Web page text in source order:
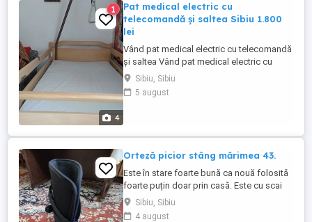
4
1
Pat medical electric cu
telecomandă și saltea Sibiu 1.800
lei
Vând pat medical electric cu telecomandă
și saltea Vând pat medical electric cu
telecomandă, împreună cu saltea, în stare
foarte bună de funcționare. Caracteristici:
Reglare electrică cu telecomandă Ridicare
blocare Include ...
Sibiu, Sibiu
5 august
Orteză picior stâng mărimea 43.
Este în stare foarte bună ca nouă folosită
foarte puțin doar prin casă. Este cu scai
strânge foarte bine pe picior cât este
necesar. Trimit și pe curier in țară.
Sibiu, Sibiu
4 august